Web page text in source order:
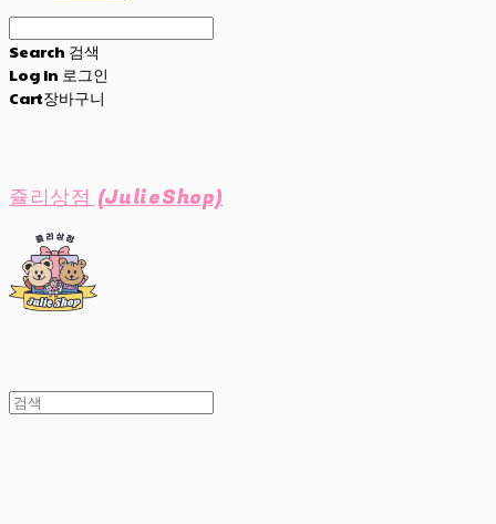
Search 검색
Log In 로그인
Cart장바구니
쥴리상점 (JulieShop)